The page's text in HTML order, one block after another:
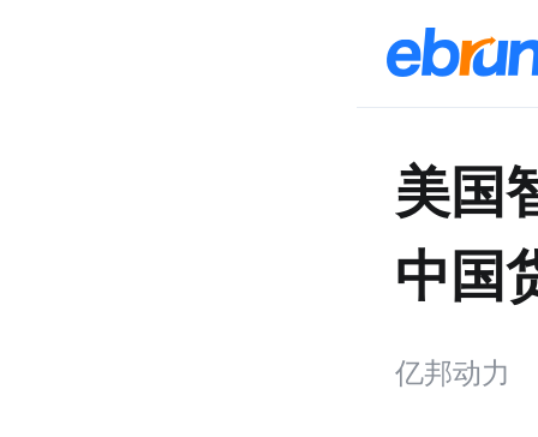
美国
中国
亿邦动力